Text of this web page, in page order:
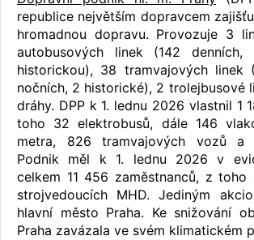
republice největším dopravcem
hromadnou dopravu. Provozuje 3
autobusových linek (142 denních,
historickou), 38 tramvajových linek
nočních, 2 historické), 2 trolejbusové
dráhy. DPP k 1. lednu 2026 vlastnil 1
toho 32 elektrobusů, dále 146
metra, 826 tramvajových vozů a
Podnik měl k 1. lednu 2026 v
celkem 11 456 zaměstnanců, z
strojvedoucích MHD. Jediným
hlavní město Praha. Ke snižování
Praha zavázala ve svém klimatickém